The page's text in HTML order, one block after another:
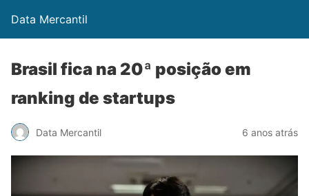
Data Mercantil
Brasil fica na 20ª posição em
ranking de startups
Data Mercantil 6 anos atrás